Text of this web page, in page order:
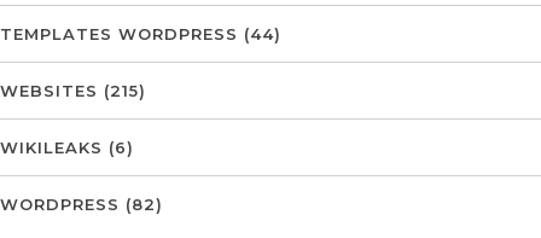
TEMPLATES WORDPRESS (44)
WEBSITES (215)
WIKILEAKS (6)
WORDPRESS (82)